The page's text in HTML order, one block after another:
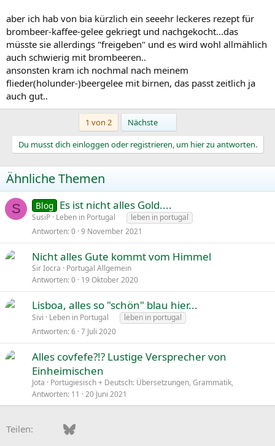
aber ich hab von bia kürzlich ein seeehr leckeres rezept für
brombeer-kaffee-gelee gekriegt und nachgekocht...das
müsste sie allerdings "freigeben" und es wird wohl allmählich
auch schwierig mit brombeeren..
ansonsten kram ich nochmal nach meinem
flieder(holunder-)beergelee mit birnen, das passt zeitlich ja
auch gut..
1 von 2 Nächste
Du musst dich einloggen oder registrieren, um hier zu antworten.
Ähnliche Themen
S Blog Es ist nicht alles Gold....
SusiP Leben in Portugal
leben in portugal
Antworten 0 9 November 2021
Nicht alles Gute kommt vom Himmel
Sir Iocra
Portugal Allgemein
Antworten 0 19 Oktober 2020
Lisboa, alles so "schön" blau hier...
Sivi Leben in Portugal
leben in portugal
Antworten 6 7 Juli 2020
Alles covfefe?!? Lustige Versprecher von
Einheimischen
Jota
Portugiesisch + Deutsch: Übersetzungen, Grammatik,
Antworten 11 20 Juni 2021
Teilen: FacebookBluesky